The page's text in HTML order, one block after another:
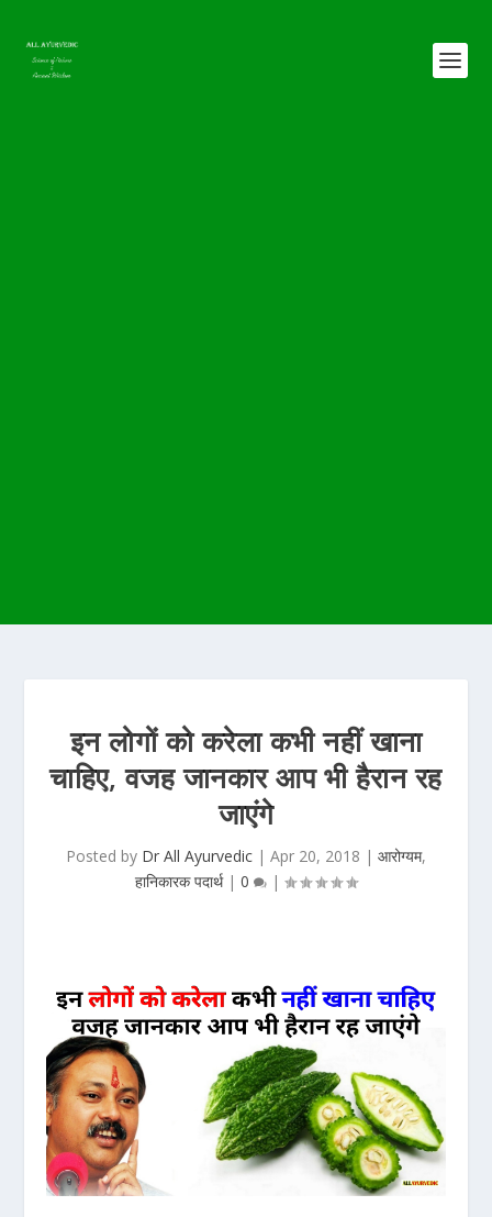
इन लोगों को करेला कभी नहीं खाना
चाहिए, वजह जानकार आप भी हैरान रह
जाएंगे
Posted by Dr All Ayurvedic | Apr 20, 2018 | आरोग्यम,
हानिकारक पदार्थ| 0 |